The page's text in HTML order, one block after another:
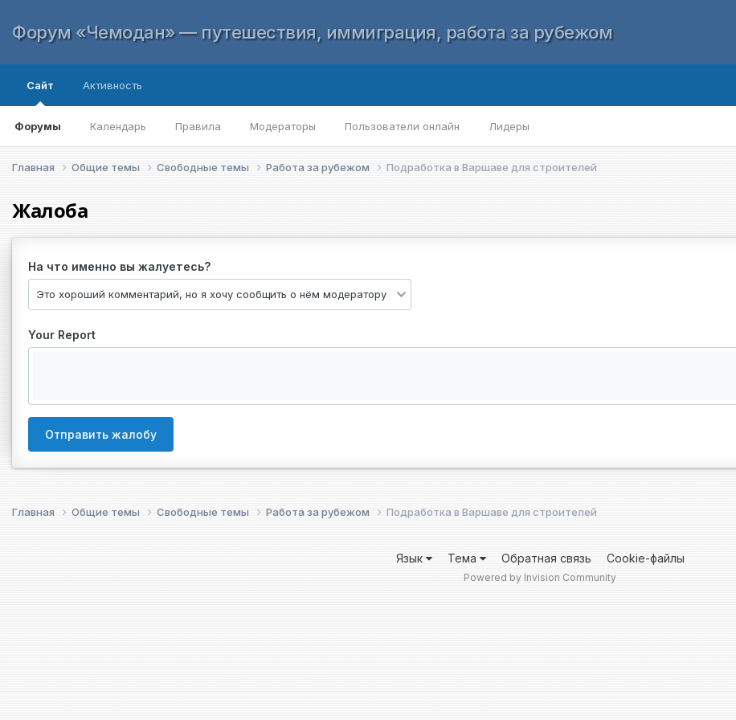
Форум «Чемодан» — путешествия, иммиграция, работа за рубежом
Сайт
Форумы Календарь Правила Модераторы Пользователи онлайн Лидеры
Активность
Главная Общие темы Свободные темы Работа за рубежом Подработка в Варшаве для строителей
Жалоба
На что именно вы жалуетесь?
Your Report
Отправить жалобу
Главная Общие темы Свободные темы Работа за рубежом Подработка в Варшаве для строителей
Язык Тема Обратная связь Cookie-файлы
Powered by Invision Community